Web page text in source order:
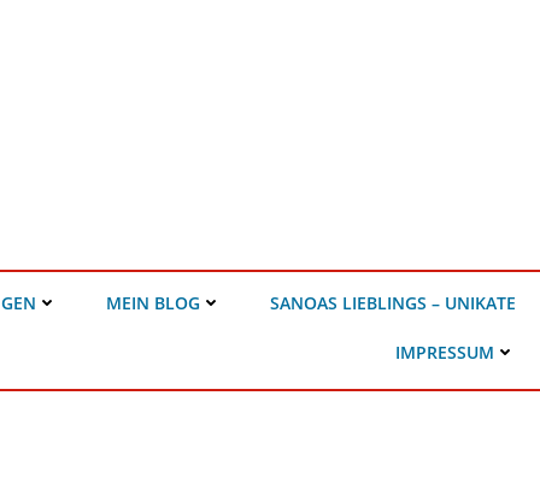
MEIN BLOG SANOAS LIEBLINGS – UNIKATE
IMPRESSUM